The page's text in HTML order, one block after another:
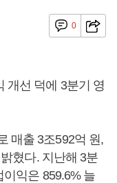
0
개선 덕에 3분기 영
매출 3조592억 원,
혔다. 지난해 3분
익은 859.6% 늘